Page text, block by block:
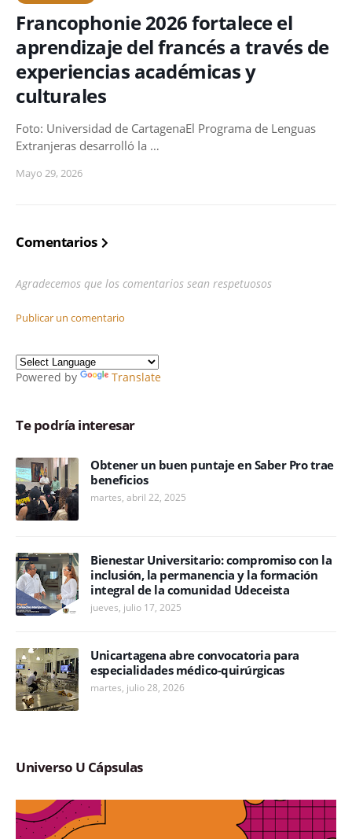
Francophonie 2026 fortalece el
aprendizaje del francés a través de
experiencias académicas y
culturales
Foto: Universidad de CartagenaEl Programa de Lenguas
Extranjeras desarrolló la …
Mayo 29, 2026
Comentarios
Agradecemos que los comentarios sean respetuosos
Publicar un comentario
Powered by Translate
Te podría interesar
Obtener un buen puntaje en Saber Pro trae
beneficios
martes, abril 22, 2025
Bienestar Universitario: compromiso con la
inclusión, la permanencia y la formación
integral de la comunidad Udeceista
jueves, julio 17, 2025
Unicartagena abre convocatoria para
especialidades médico-quirúrgicas
martes, julio 28, 2026
Universo U Cápsulas